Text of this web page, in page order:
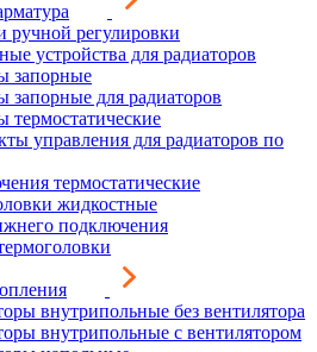
ручной регулировки
устройства для радиаторов
запорные
запорные для радиаторов
термостатические
управления для радиаторов по
термостатические
жидкостные
подключения
внутрипольные без вентилятора
внутрипольные с вентилятором